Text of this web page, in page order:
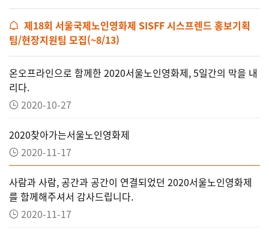
제18회 서울국제노인영화제 SISFF 시스프렌드 홍보기획
팀/현장지원팀 모집(~8/13)
온오프라인으로 함께한 2020서울노인영화제, 5일간의 막을 내
리다.
2020-10-27
2020찾아가는서울노인영화제
2020-11-17
사람과 사람, 공간과 공간이 연결되었던 2020서울노인영화제
를 함께해주셔서 감사드립니다.
2020-11-17